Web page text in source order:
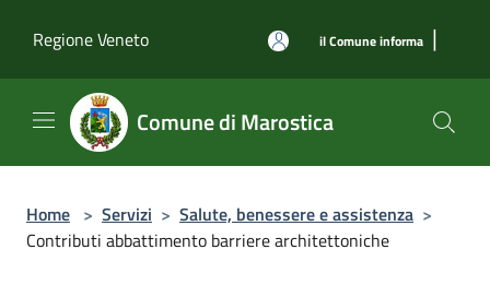
Regione Veneto
il Comune informa |
Comune di Marostica
Home > Servizi > Salute, benessere e assistenza >
Contributi abbattimento barriere architettoniche